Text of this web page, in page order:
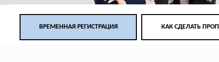
ВРЕМЕННАЯ РЕГИСТРАЦИЯ КАК СДЕЛАТЬ